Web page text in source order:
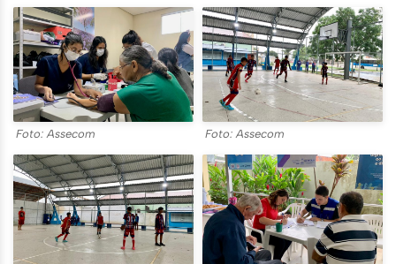
Foto: Assecom Foto: Assecom